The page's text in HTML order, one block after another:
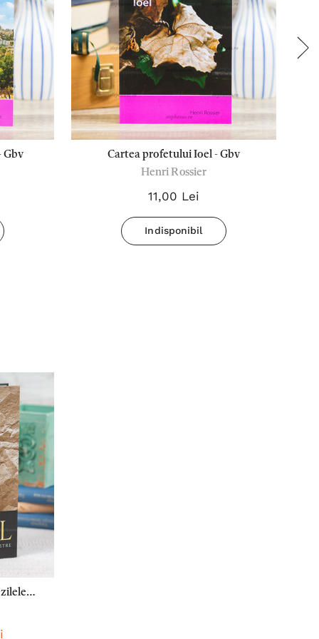
Gbv
Cartea profetului Ioel - Gbv
Henri Rossier
11,00 Lei
Indisponibil